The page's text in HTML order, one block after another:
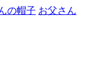
の帽子 お父さん